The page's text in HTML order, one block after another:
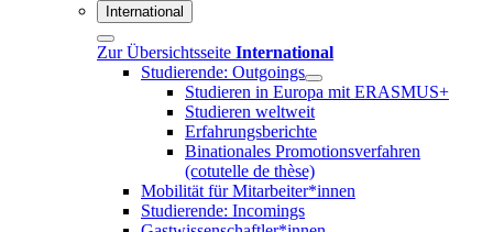
International
Zur Übersichtsseite International
Studierende: Outgoings
Studieren in Europa mit ERASMUS+
Studieren weltweit
Erfahrungsberichte
Binationales Promotionsverfahren
(cotutelle de thèse)
Mobilität für Mitarbeiter*innen
Studierende: Incomings